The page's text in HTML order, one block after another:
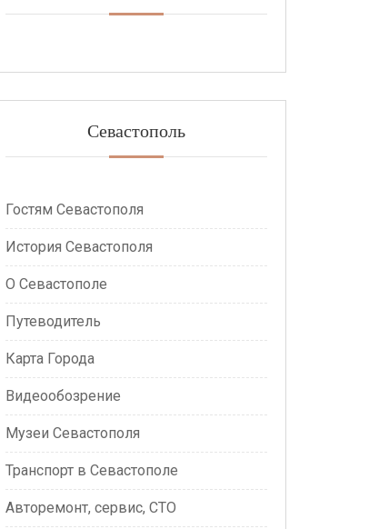
Севастополь
Гостям Севастополя
История Севастополя
О Севастополе
Путеводитель
Карта Города
Видеообозрение
Музеи Севастополя
Транспорт в Севастополе
Авторемонт, сервис, СТО